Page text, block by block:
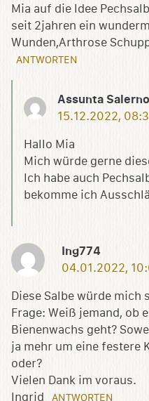
Mia auf die Idee
seit 2jahren ein
Wunden,Arthrose
ANTWORTEN
Assunta Salerno
15.12.2022,
Hallo Mia
Mich würde gerne
Ich habe auch
bekomme ich
Ing774
04.01.2022,
Diese Salbe würde
Frage: Weiß jemand, ob
Bienenwachs geht?
ja mehr um eine festere
oder?
Vielen Dank im voraus.
Ingrid
ANTWORTEN